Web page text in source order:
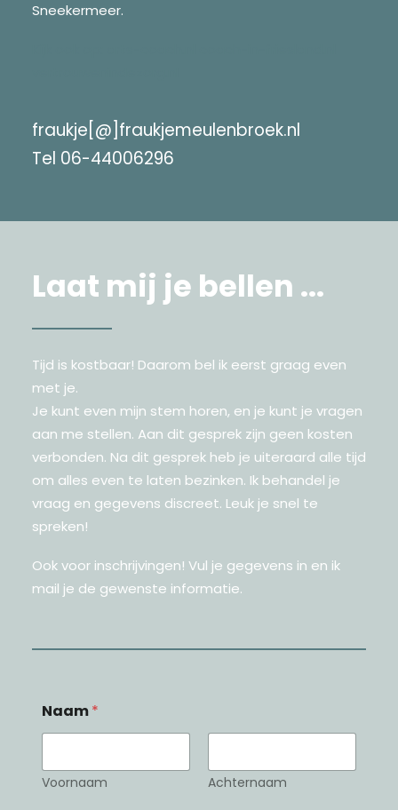
Sneekermeer.
fraukje[@]fraukjemeulenbroek.nl
Tel 06-44006296
Laat mij je bellen ...
Tijd is kostbaar! Daarom bel ik eerst graag even
met je.
Je kunt even mijn stem horen, en je kunt je vragen
aan me stellen. Aan dit gesprek zijn geen kosten
verbonden. Na dit gesprek heb je uiteraard alle tijd
om alles even te laten bezinken. Ik behandel je
vraag en gegevens discreet. Leuk je snel te
spreken!
Ook voor inschrijvingen! Vul je gegevens in en ik
mail je de gewenste informatie.
Naam*
Voornaam Achternaam